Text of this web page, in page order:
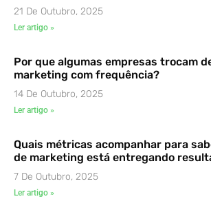
21 De Outubro, 2025
Ler artigo »
Por que algumas empresas trocam
marketing com frequência?
14 De Outubro, 2025
Ler artigo »
Quais métricas acompanhar para
de marketing está entregando
7 De Outubro, 2025
Ler artigo »